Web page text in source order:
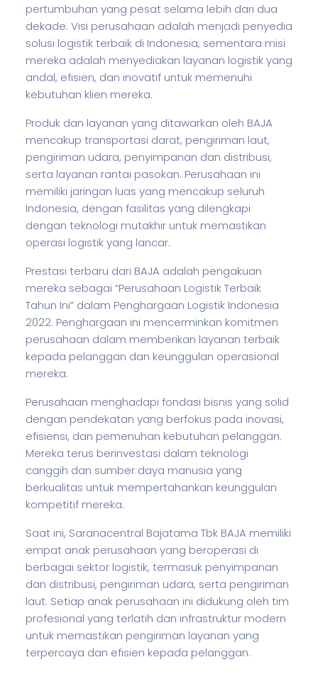
pertumbuhan yang pesat selama lebih dari dua
dekade. Visi perusahaan adalah menjadi penyedia
solusi logistik terbaik di Indonesia, sementara misi
mereka adalah menyediakan layanan logistik yang
andal, efisien, dan inovatif untuk memenuhi
kebutuhan klien mereka.
Produk dan layanan yang ditawarkan oleh BAJA
mencakup transportasi darat, pengiriman laut,
pengiriman udara, penyimpanan dan distribusi,
serta layanan rantai pasokan. Perusahaan ini
memiliki jaringan luas yang mencakup seluruh
Indonesia, dengan fasilitas yang dilengkapi
dengan teknologi mutakhir untuk memastikan
operasi logistik yang lancar.
Prestasi terbaru dari BAJA adalah pengakuan
mereka sebagai “Perusahaan Logistik Terbaik
Tahun Ini” dalam Penghargaan Logistik Indonesia
2022. Penghargaan ini mencerminkan komitmen
perusahaan dalam memberikan layanan terbaik
kepada pelanggan dan keunggulan operasional
mereka.
Perusahaan menghadapi fondasi bisnis yang solid
dengan pendekatan yang berfokus pada inovasi,
efisiensi, dan pemenuhan kebutuhan pelanggan.
Mereka terus berinvestasi dalam teknologi
canggih dan sumber daya manusia yang
berkualitas untuk mempertahankan keunggulan
kompetitif mereka.
Saat ini, Saranacentral Bajatama Tbk BAJA memiliki
empat anak perusahaan yang beroperasi di
berbagai sektor logistik, termasuk penyimpanan
dan distribusi, pengiriman udara, serta pengiriman
laut. Setiap anak perusahaan ini didukung oleh tim
profesional yang terlatih dan infrastruktur modern
untuk memastikan pengiriman layanan yang
terpercaya dan efisien kepada pelanggan.